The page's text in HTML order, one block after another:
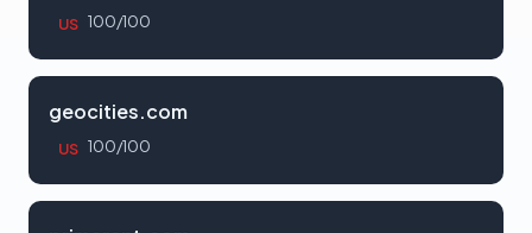
US 100/100
geocities.com
US 100/100